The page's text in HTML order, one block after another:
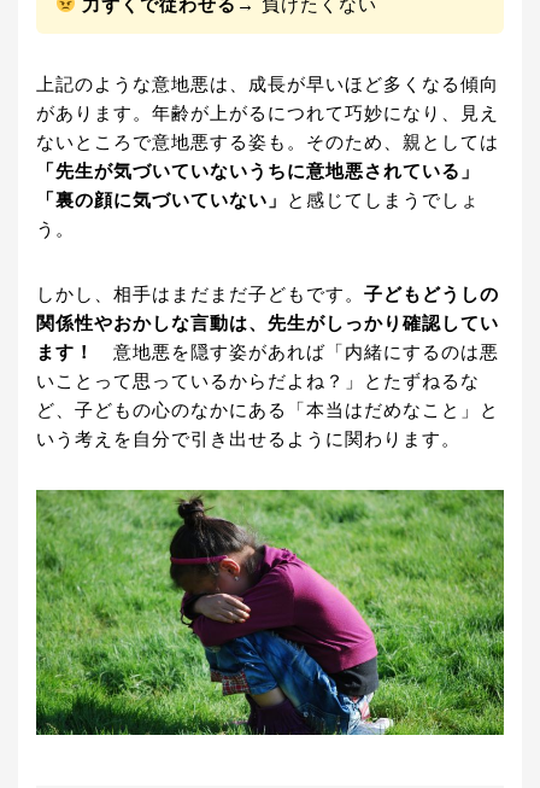
力ずくで従わせる → 負けたくない
上記のような意地悪は、成長が早いほど多くなる傾向
があります。年齢が上がるにつれて巧妙になり、見え
ないところで意地悪する姿も。そのため、親としては
「先生が気づいていないうちに意地悪されている」
「裏の顔に気づいていない」
と感じてしまうでしょ
う。
しかし、相手はまだまだ子どもです。 子どもどうしの
関係性やおかしな言動は、先生がしっかり確認してい
ます！ 意地悪を隠す姿があれば「内緒にするのは悪
いことって思っているからだよね？」とたずねるな
ど、子どもの心のなかにある「本当はだめなこと」と
いう考えを自分で引き出せるように関わります。